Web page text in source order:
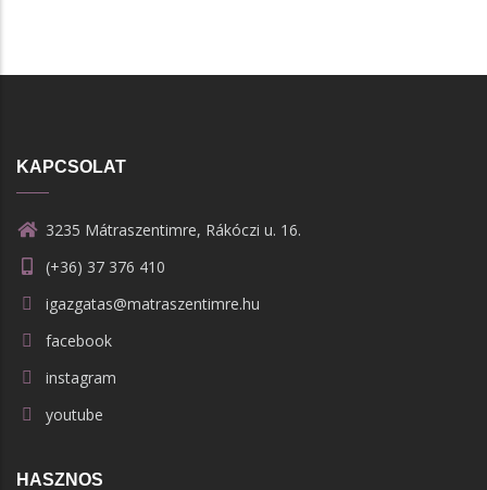
KAPCSOLAT
3235 Mátraszentimre, Rákóczi u. 16.
(+36) 37 376 410
igazgatas@matraszentimre.hu
facebook
instagram
youtube
HASZNOS